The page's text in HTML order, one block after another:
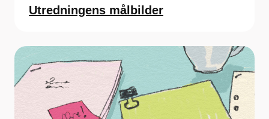
Utredningens målbilder